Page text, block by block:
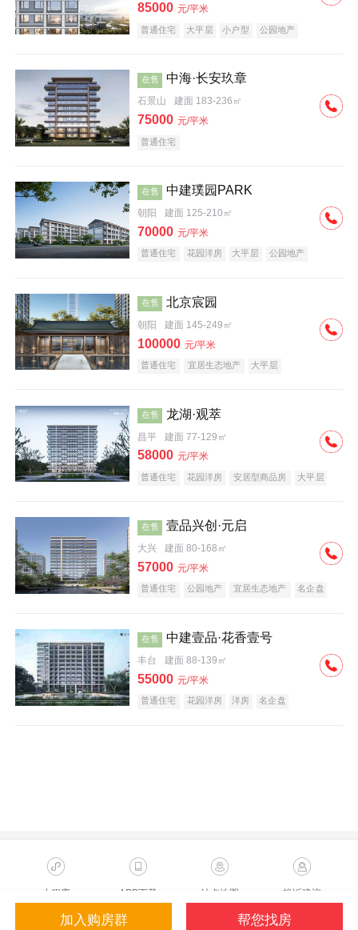
85000 元/平米
普通住宅 大平层 小户型
公园地产
在售 中海·长安玖章
石景山 建面 183-236㎡
75000 元/平米
普通住宅
在售 中建璞园PARK
朝阳 建面 125-210㎡
70000 元/平米
普通住宅 花园洋房 大平层
公园地产
在售 北京宸园
朝阳 建面 145-249㎡
100000 元/平米
普通住宅 宜居生态地产 大平层
在售 龙湖·观萃
昌平 建面 77-129㎡
58000 元/平米
普通住宅 花园洋房 安居型商品房
大平层
在售 壹品兴创·元启
大兴 建面 80-168㎡
57000 元/平米
普通住宅 公园地产 宜居生态地产 名企盘
在售 中建壹品·花香壹号
丰台 建面 88-139㎡
55000 元/平米
普通住宅 花园洋房 洋房 名企盘
加入购房群 帮您找房
小程序 APP下载 站点地图 投诉建议